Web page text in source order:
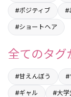
#ポジティブ #
#ショートヘア
全てのタグ
#甘えんぼう #
#ギャル #大学